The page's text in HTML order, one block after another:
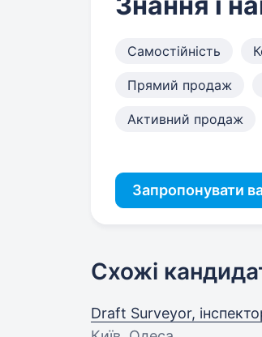
Самостійність
Прямий продаж
Активний продаж
Запропонувати
Схожі
Draft Surveyor,